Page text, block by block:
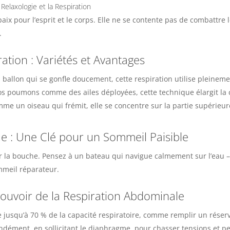
et la Respiration
pour l’esprit et le corps. Elle ne se contente pas de
: Variétés et Avantages
qui se gonfle doucement, cette respiration utilise
poumons comme des ailes déployées, cette technique élargit la
un oiseau qui frémit, elle se concentre sur la partie
: Une Clé pour un Sommeil Paisible
bouche. Pensez à un bateau qui navigue calmement sur
réparateur​​.
de la Respiration Abdominale
70 % de la capacité respiratoire, comme remplir un